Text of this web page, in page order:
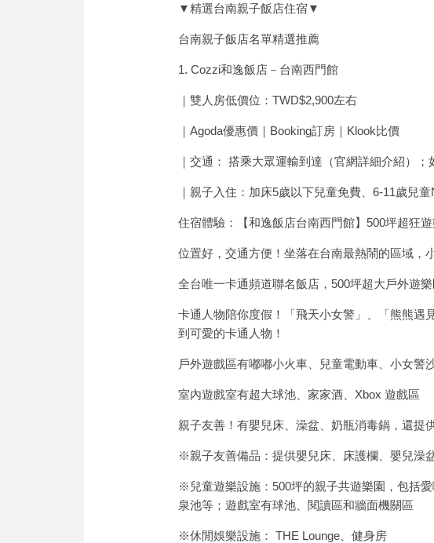
▼精選台南親子飯店住宿▼
台南親子飯店名單精選推薦
1. Cozzi和逸飯店－台南西門館
｜雙人房低價位：TWD$2,900左右
｜Agoda優惠價｜Booking訂房｜Klook比價
｜交通： 搭乘大眾運輸到達（官網詳細介紹）
｜親子入住：加床5歲以下兒童免費、6-11歲兒
住宿體驗：【和逸飯店台南西門館】500坪超狂
位置好，交通方便！坐落在台南最熱鬧的區域，
全台唯一卡通頻道聯名飯店，500坪超大戶外遊樂
卡通人物陪你度假！「飛天小女警」、「熊熊遇
到可愛的卡通人物！
戶外遊戲區有嘟嘟小火車、兒童電動車、小女警
室內遊戲室有超大球池、家家酒、Xbox 遊戲區
親子友善！有嬰兒床、澡盆、奶瓶消毒鍋，還提
※親子友善備品：提供嬰兒床、床護欄、嬰兒澡
※兒童遊樂設施：500坪的親子共遊樂園，包括
泉池等；遊戲室有球池、閱讀區和牆面機關區
※休閒娛樂設施： THE Lounge、健身房